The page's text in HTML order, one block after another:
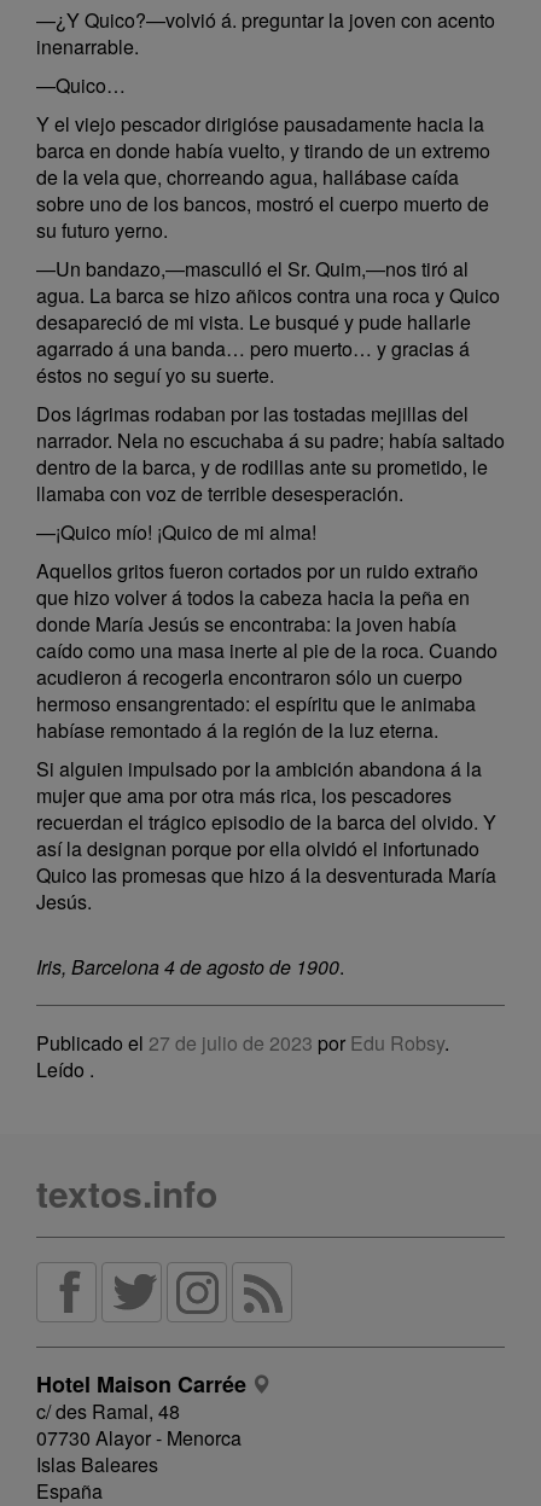
—¿Y Quico?—volvió á. preguntar la joven con acento
inenarrable.
—Quico…
Y el viejo pescador dirigióse pausadamente hacia la
barca en donde había vuelto, y tirando de un extremo
de la vela que, chorreando agua, hallábase caída
sobre uno de los bancos, mostró el cuerpo muerto de
su futuro yerno.
—Un bandazo,—masculló el Sr. Quim,—nos tiró al
agua. La barca se hizo añicos contra una roca y Quico
desapareció de mi vista. Le busqué y pude hallarle
agarrado á una banda… pero muerto… y gracias á
éstos no seguí yo su suerte.
Dos lágrimas rodaban por las tostadas mejillas del
narrador. Nela no escuchaba á su padre; había saltado
dentro de la barca, y de rodillas ante su prometido, le
llamaba con voz de terrible desesperación.
—¡Quico mío! ¡Quico de mi alma!
Aquellos gritos fueron cortados por un ruido extraño
que hizo volver á todos la cabeza hacia la peña en
donde María Jesús se encontraba: la joven había
caído como una masa inerte al pie de la roca. Cuando
acudieron á recogerla encontraron sólo un cuerpo
hermoso ensangrentado: el espíritu que le animaba
habíase remontado á la región de la luz eterna.
Si alguien impulsado por la ambición abandona á la
mujer que ama por otra más rica, los pescadores
recuerdan el trágico episodio de la barca del olvido. Y
así la designan porque por ella olvidó el infortunado
Quico las promesas que hizo á la desventurada María
Jesús.
Iris, Barcelona 4 de agosto de 1900.
Publicado el 27 de julio de 2023 por Edu Robsy.
Leído .
textos.info
Hotel Maison Carrée
c/ des Ramal, 48
07730 Alayor - Menorca
Islas Baleares
España